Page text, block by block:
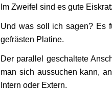
Im Zweifel sind es gute
Und was soll ich sagen? Es
gefrästen Platine.
Der parallel geschaltete
man sich aussuchen kann,
Intern oder Extern.